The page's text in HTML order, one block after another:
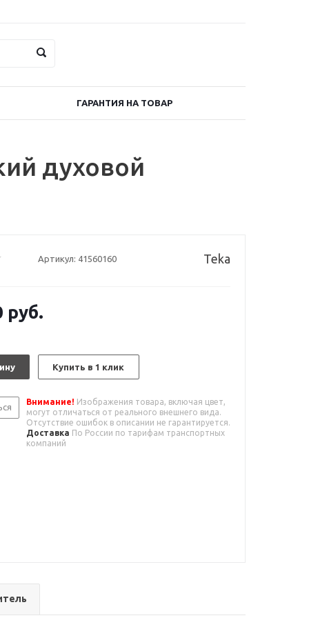
ГАРАНТИЯ НА ТОВАР
духовой
Артикул: 41560160 Teka
руб.
Купить в 1 клик
Внимание! Изображения товара, включая цвет,
могут отличаться от реального внешнего вида.
Отсутствие ошибок в описании не гарантируется.
Доставка По России по тарифам транспортных
компаний